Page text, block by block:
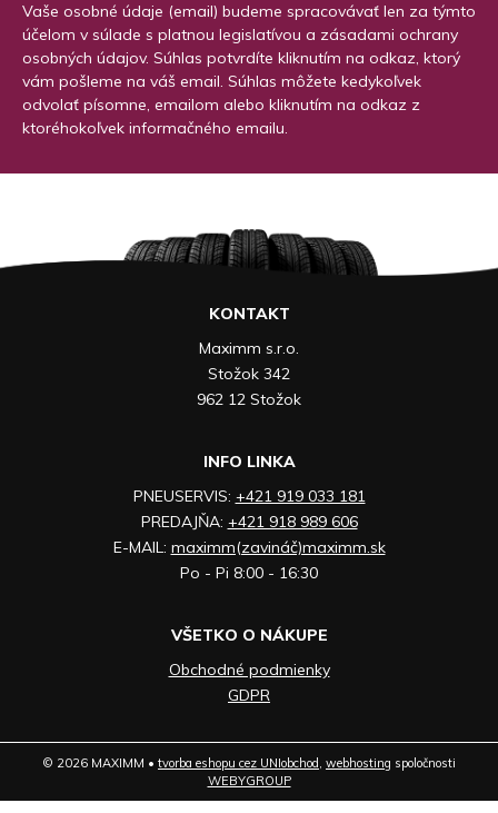
Vaše osobné údaje (email) budeme spracovávať len za týmto
účelom v súlade s platnou legislatívou a zásadami ochrany
osobných údajov. Súhlas potvrdíte kliknutím na odkaz, ktorý
vám pošleme na váš email. Súhlas môžete kedykoľvek
odvolať písomne, emailom alebo kliknutím na odkaz z
ktoréhokoľvek informačného emailu.
KONTAKT
Maximm s.r.o.
Stožok 342
962 12 Stožok
INFO LINKA
PNEUSERVIS: +421 919 033 181
PREDAJŇA: +421 918 989 606
E-MAIL: maximm(zavináč)maximm.sk
Po - Pi 8:00 - 16:30
VŠETKO O NÁKUPE
Obchodné podmienky
GDPR
© 2026 MAXIMM • tvorba eshopu cez UNIobchod webhosting spoločnosti
WEBYGROUP